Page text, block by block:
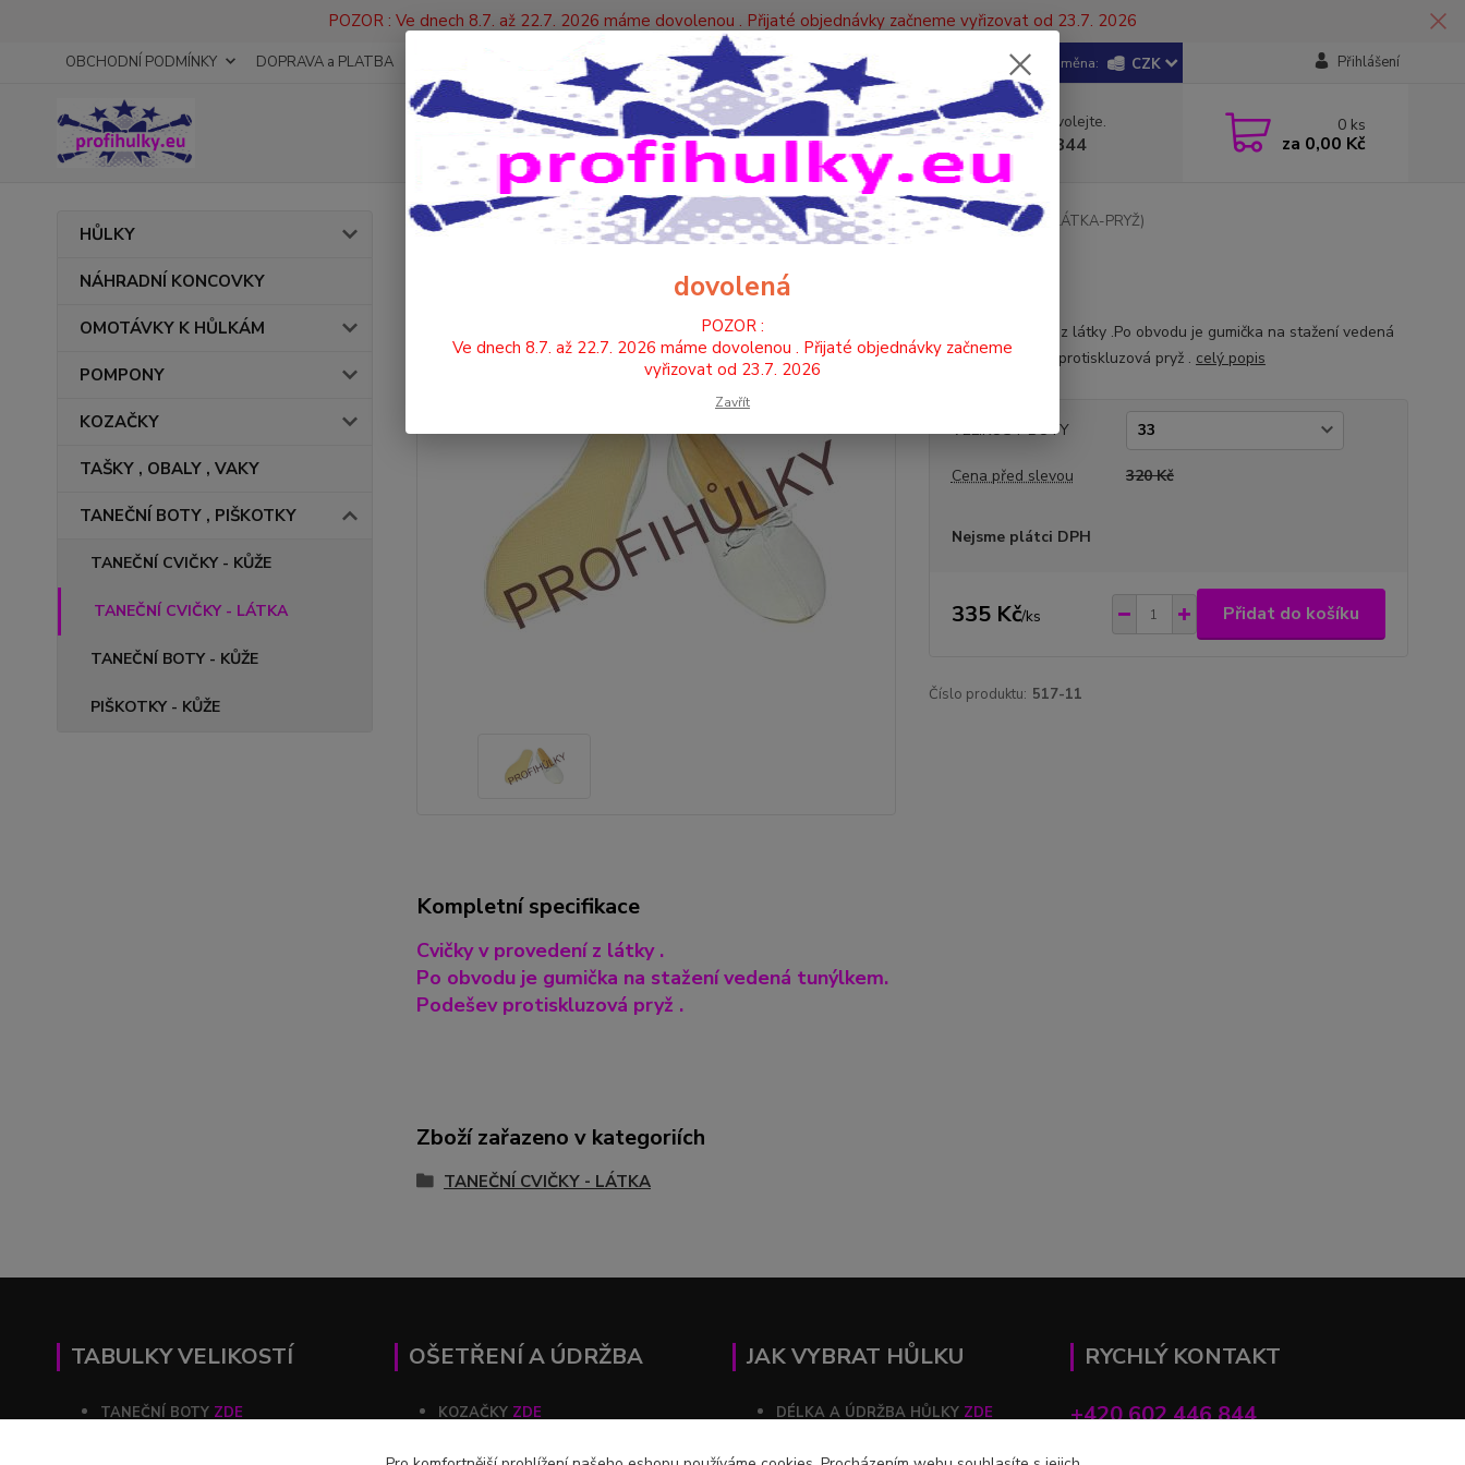
POZOR : Ve dnech 8.7. až 22.7. 2026 máme dovolenou . Přijaté objednávky začneme vyřizovat od 23.7. 2026
OBCHODNÍ PODMÍNKY DOPRAVA a PLATBA CZK Přihlášení
Hledat Nevíte si rady? Zavolejte.
+420 602 446 844
0 ks
za 0,00 Kč
HŮLKY
NÁHRADNÍ KONCOVKY
OMOTÁVKY K HŮLKÁM
POMPONY
KOZAČKY
TAŠKY , OBALY , VAKY
TANEČNÍ BOTY , PIŠKOTKY
TANEČNÍ CVIČKY - KŮŽE
TANEČNÍ CVIČKY - LÁTKA
TANEČNÍ BOTY - KŮŽE
PIŠKOTKY - KŮŽE
Úvod TANEČNÍ BOTY , PIŠKOTKY TANEČNÍ CVIČKY - LÁTKA TANEČNÍ CVIČKY - BÍLÉ (LÁTKA-PRYŽ)
TANEČNÍ CVIČKY - BÍLÉ (LÁTKA-PRYŽ)
Cvičky v provedení z látky .Po obvodu je gumička na stažení vedená
tunýlkem.Podešev protiskluzová pryž . celý popis
VELIKOST BOTY
Cena před slevou 320 Kč
Nejsme plátci DPH
335 Kč/ks Přidat do košíku
Číslo produktu: 517-11
Kompletní specifikace
Cvičky v provedení z látky .
Po obvodu je gumička na stažení vedená tunýlkem.
Podešev protiskluzová pryž .
Zboží zařazeno v kategoriích
TANEČNÍ CVIČKY - LÁTKA
TABULKY VELIKOSTÍ
TANEČNÍ BOTY ZDE
OŠETŘENÍ A ÚDRŽBA
KOZAČKY ZDE
JAK VYBRAT HŮLKU
DÉLKA A ÚDRŽBA HŮLKY ZDE
RYCHLÝ KONTAKT
+420 602 446 844
dovolená
POZOR :
Ve dnech 8.7. až 22.7. 2026 máme dovolenou . Přijaté objednávky začneme
vyřizovat od 23.7. 2026
Zavřít